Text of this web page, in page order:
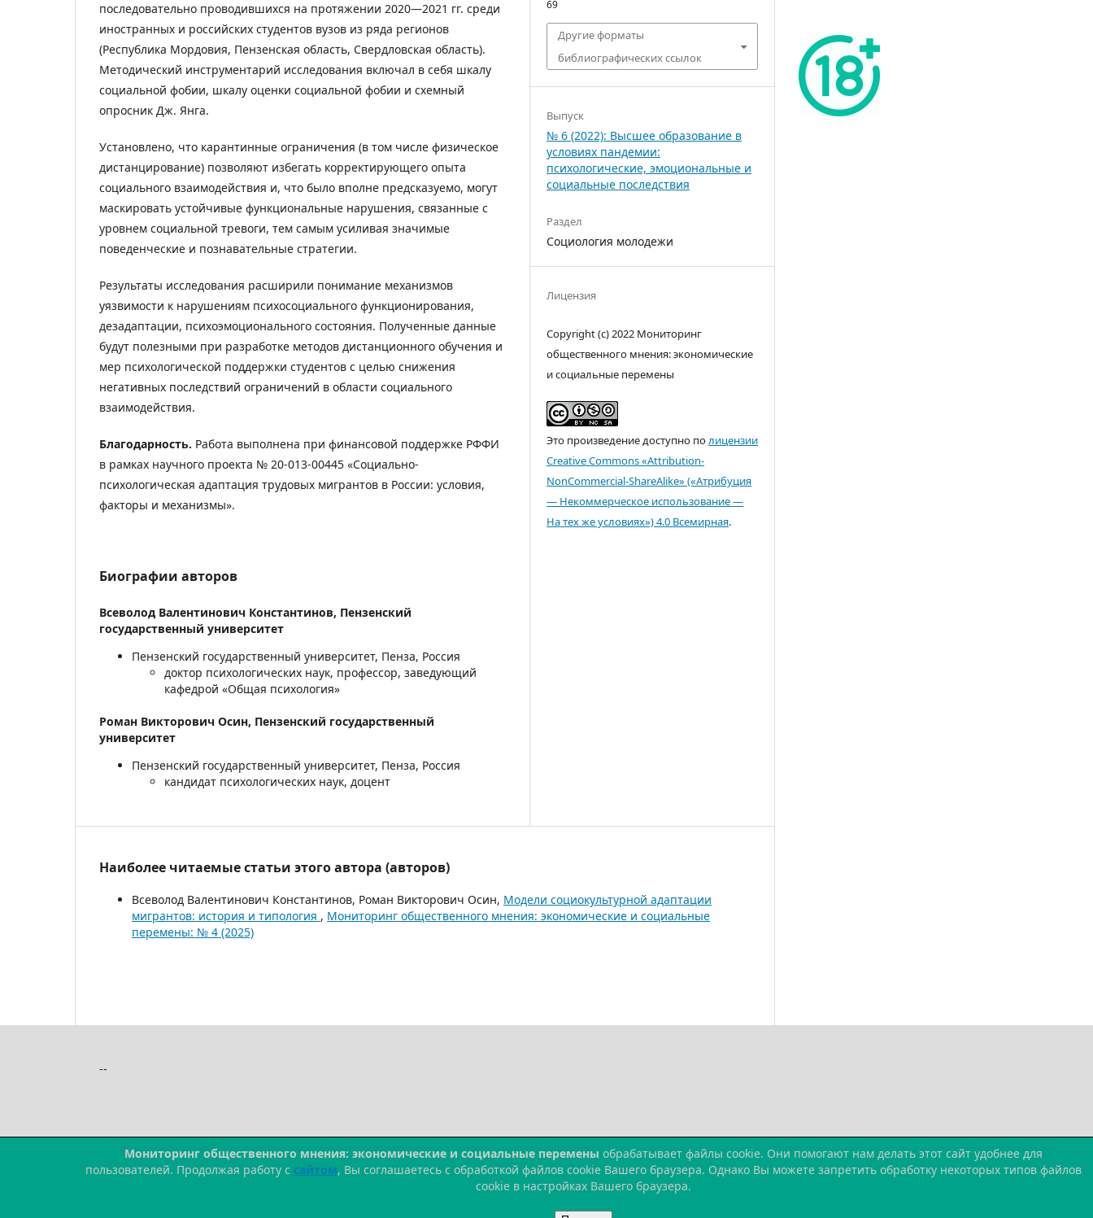
последовательно проводившихся на протяжении 2020—2021 гг. среди
иностранных и российских студентов вузов из ряда регионов
(Республика Мордовия, Пензенская область, Свердловская область).
Методический инструментарий исследования включал в себя шкалу
социальной фобии, шкалу оценки социальной фобии и схемный
опросник Дж. Янга.
Установлено, что карантинные ограничения (в том числе физическое
дистанцирование) позволяют избегать корректирующего опыта
социального взаимодействия и, что было вполне предсказуемо, могут
маскировать устойчивые функциональные нарушения, связанные с
уровнем социальной тревоги, тем самым усиливая значимые
поведенческие и познавательные стратегии.
Результаты исследования расширили понимание механизмов
уязвимости к нарушениям психосоциального функционирования,
дезадаптации, психоэмоционального состояния. Полученные данные
будут полезными при разработке методов дистанционного обучения и
мер психологической поддержки студентов с целью снижения
негативных последствий ограничений в области социального
взаимодействия.
Благодарность. Работа выполнена при финансовой поддержке РФФИ
в рамках научного проекта № 20-013-00445 «Социально-
психологическая адаптация трудовых мигрантов в России: условия,
факторы и механизмы».
Биографии авторов
Всеволод Валентинович Константинов, Пензенский
государственный университет
Пензенский государственный университет, Пенза, Россия
доктор психологических наук, профессор, заведующий
кафедрой «Общая психология»
Роман Викторович Осин, Пензенский государственный
университет
Пензенский государственный университет, Пенза, Россия
кандидат психологических наук, доцент
69
Другие форматы
библиографических ссылок
Выпуск
№ 6 (2022): Высшее образование в
условиях пандемии:
психологические, эмоциональные и
социальные последствия
Раздел
Социология молодежи
Лицензия
Copyright (c) 2022 Мониторинг
общественного мнения: экономические
и социальные перемены
Это произведение доступно полицензии
Creative Commons «Attribution-
NonCommercial-ShareAlike» («Атрибуция
— Некоммерческое использование —
На тех же условиях») 4.0 Всемирная.
Наиболее читаемые статьи этого автора (авторов)
Всеволод Валентинович Константинов, Роман Викторович Осин, Модели социокультурной адаптации
мигрантов: история и типология , Мониторинг общественного мнения: экономические и социальные
перемены: № 4 (2025)
--
Мониторинг общественного мнения: экономические и социальные перемены обрабатывает файлы cookie. Они помогают нам делать этот сайт удобнее для
пользователей. Продолжая работу с сайтом, Вы соглашаетесь с обработкой файлов cookie Вашего браузера. Однако Вы можете запретить обработку некоторых типов файлов
cookie в настройках Вашего браузера.